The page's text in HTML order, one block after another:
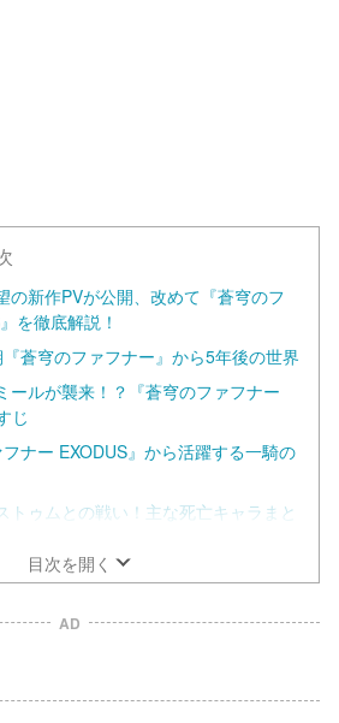
の新作PVが公開、改めて『蒼穹のフ
を徹底解説！
蒼穹のファフナー』から5年後の世界
ールが襲来！？『蒼穹のファフナー
じ
ナー EXODUS』から活躍する一騎の
トゥムとの戦い！主な死亡キャラまと
目次を開く
AD